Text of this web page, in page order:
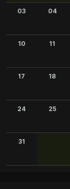
03 04
10 11
17 18
24 25
31